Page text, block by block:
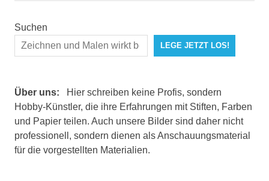
Suchen
LEGE JETZT LOS!
Über uns: Hier schreiben keine Profis, sondern
Hobby-Künstler, die ihre Erfahrungen mit Stiften, Farben
und Papier teilen. Auch unsere Bilder sind daher nicht
professionell, sondern dienen als Anschauungsmaterial
für die vorgestellten Materialien.